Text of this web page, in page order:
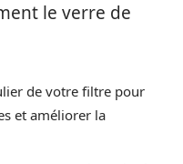
le verre de
de votre filtre pour
et améliorer la